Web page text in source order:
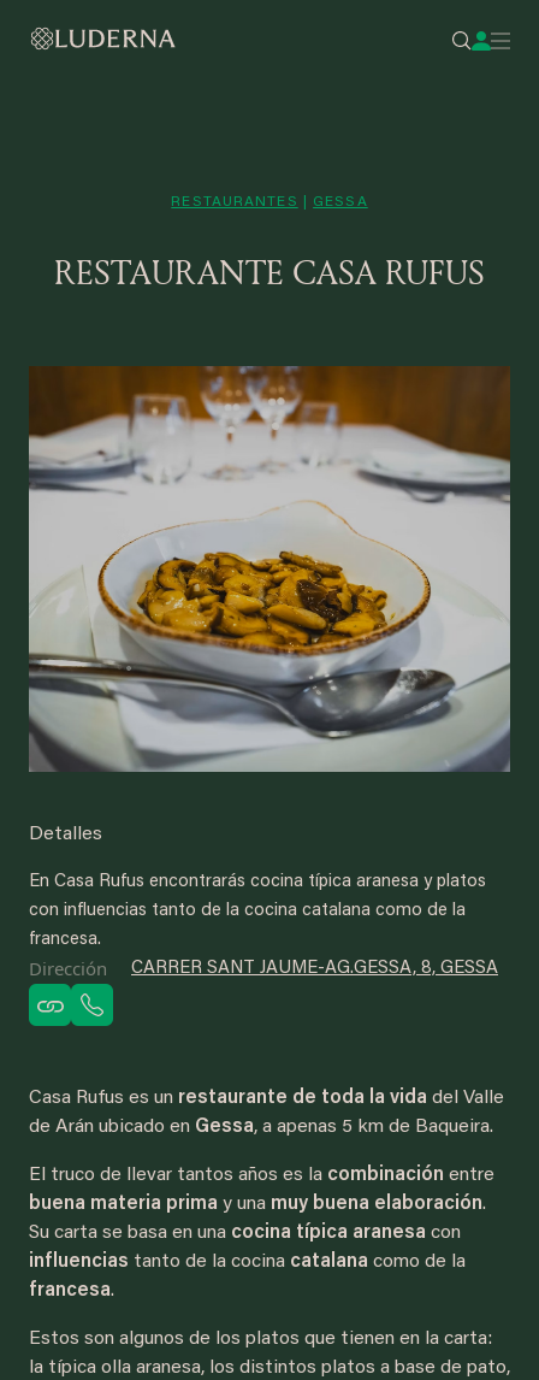
RESTAURANTES GESSA
RESTAURANTE CASA RUFUS
Detalles
En Casa Rufus encontrarás cocina típica aranesa y platos
con influencias tanto de la cocina catalana como de la
francesa.
Dirección CARRER SANT JAUME-AG.GESSA, 8, GESSA
Casa Rufus es un restaurante de toda la vida del Valle
de Arán ubicado en Gessa, a apenas 5 km de Baqueira.
El truco de llevar tantos años es la combinación entre
buena materia prima y una muy buena elaboración.
Su carta se basa en una cocina típica aranesa con
influencias tanto de la cocina catalana como de la
francesa.
Estos son algunos de los platos que tienen en la carta:
la típica olla aranesa, los distintos platos a base de pato,